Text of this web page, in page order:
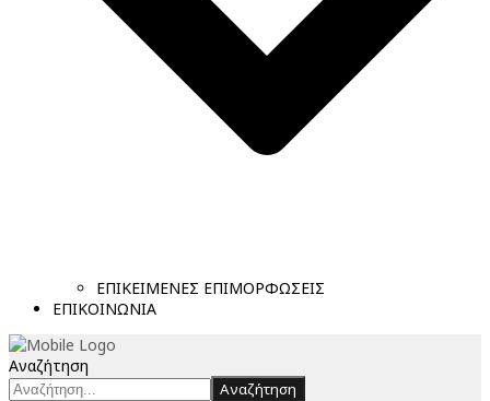
ΕΠΙΚΕΙΜΕΝΕΣ ΕΠΙΜΟΡΦΩΣΕΙΣ
ΕΠΙΚΟΙΝΩΝΙΑ
Αναζήτηση
Αναζήτηση